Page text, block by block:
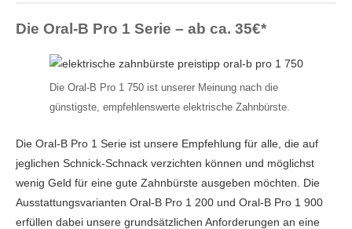
Reinigungsleistung
Reinigungsprogramme 3
Amazon.de Lieferbar
Amazon.de
Oral-B PRO 3 3000 Elektrische Zahnbürste/Electric
Putzmodi und visueller 360° Andruckkontrolle für...
57.77€
Lieferbar
10 NEU ab 49.81€, 1 GEBRAUCHT ab 48.02€
Amazon price updated: 9. August 2026 14:46
Die Oral-B Pro 1 Serie – ab ca. 35€*
Die Oral-B Pro 1 750 ist unserer Meinung nach die
günstigste, empfehlenswerte elektrische Zahnbürste.
Die Oral-B Pro 1 Serie ist unsere Empfehlung für alle, die auf
jeglichen Schnick-Schnack verzichten können und möglichst
wenig Geld für eine gute Zahnbürste ausgeben möchten. Die
Ausstattungsvarianten Oral-B Pro 1 200 und Oral-B Pro 1 900
erfüllen dabei unsere grundsätzlichen Anforderungen an eine